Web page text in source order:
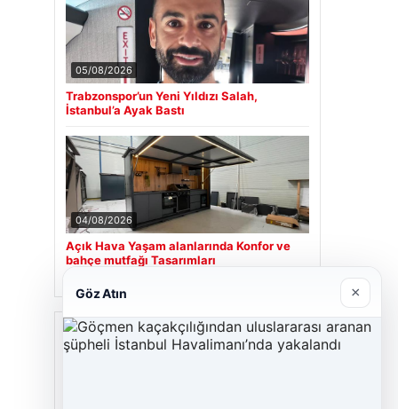
05/08/2026
Trabzonspor’un Yeni Yıldızı Salah,
İstanbul’a Ayak Bastı
04/08/2026
Açık Hava Yaşam alanlarında Konfor ve
bahçe mutfağı Tasarımları
Son Eklenen Firmalar
Göz Atın ×